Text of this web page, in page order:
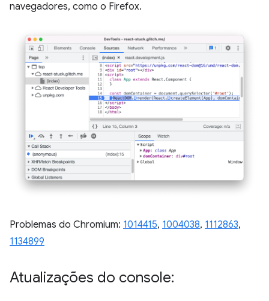
navegadores, como o Firefox.
Problemas do Chromium: 1014415, 1004038, 1112863,
1134899
Atualizações do console: